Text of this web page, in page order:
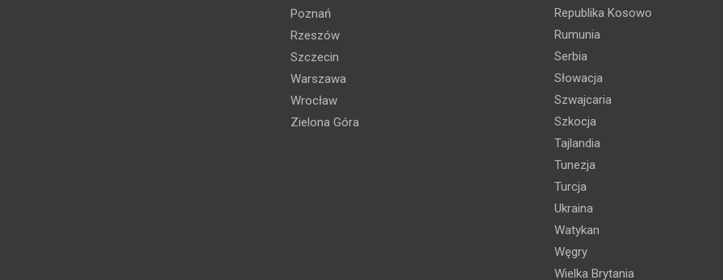
Poznań
Rzeszów
Szczecin
Warszawa
Wrocław
Zielona Góra
Republika Kosowo
Rumunia
Serbia
Słowacja
Szwajcaria
Szkocja
Tajlandia
Tunezja
Turcja
Ukraina
Watykan
Węgry
Wielka Brytania